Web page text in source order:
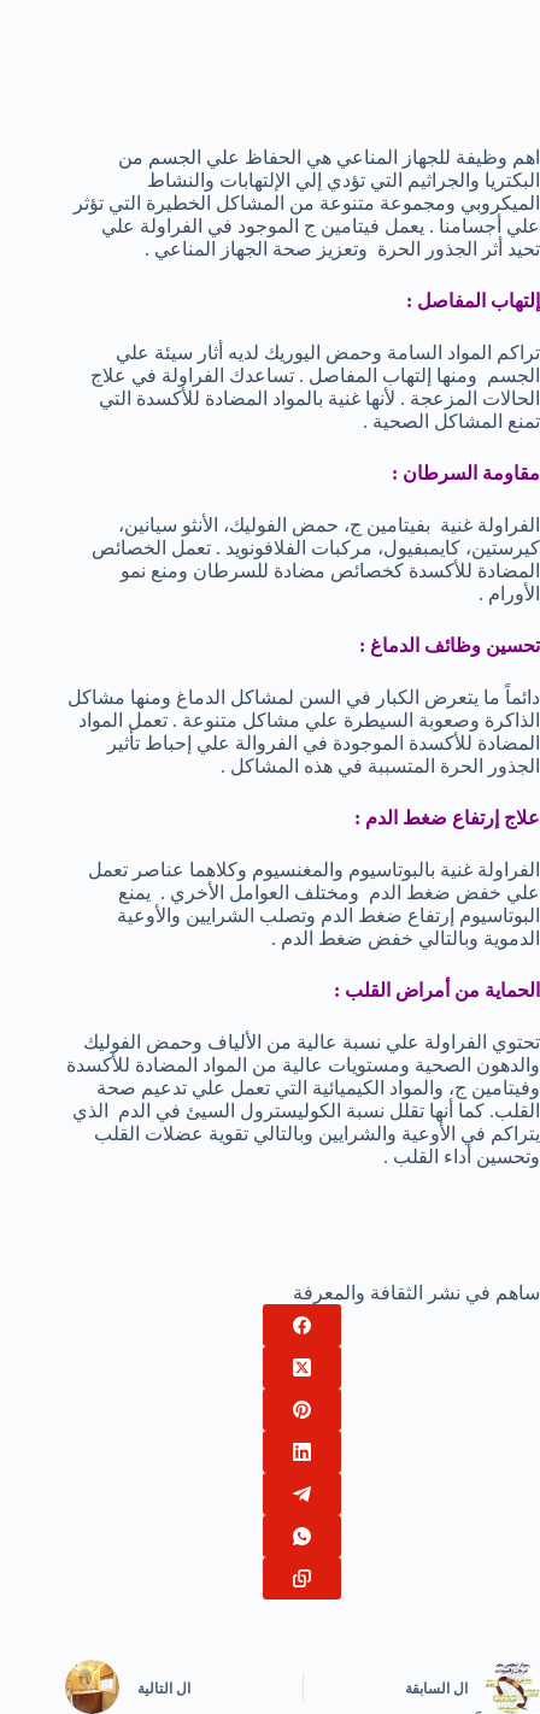
اهم وظيفة للجهاز المناعي هي الحفاظ علي الجسم من
البكتريا والجراثيم التي تؤدي إلي الإلتهابات والنشاط
الميكروبي ومجموعة متنوعة من المشاكل الخطيرة التي تؤثر
علي أجسامنا . يعمل فيتامين ج الموجود في الفراولة علي
تحيد أثر الجذور الحرة وتعزيز صحة الجهاز المناعي .
إلتهاب المفاصل :
تراكم المواد السامة وحمض اليوريك لديه أثار سيئة علي
الجسم ومنها إلتهاب المفاصل . تساعدك الفراولة في علاج
الحالات المزعجة . لأنها غنية بالمواد المضادة للأكسدة التي
تمنع المشاكل الصحية .
مقاومة السرطان :
الفراولة غنية بفيتامين ج، حمض الفوليك، الأنثو سيانين،
كيرستين، كايمبفيول، مركبات الفلافونويد . تعمل الخصائص
المضادة للأكسدة كخصائص مضادة للسرطان ومنع نمو
الأورام .
تحسين وظائف الدماغ :
دائماً ما يتعرض الكبار في السن لمشاكل الدماغ ومنها مشاكل
الذاكرة وصعوبة السيطرة علي مشاكل متنوعة . تعمل المواد
المضادة للأكسدة الموجودة في الفروالة علي إحباط تأثير
الجذور الحرة المتسببة في هذه المشاكل .
علاج إرتفاع ضغط الدم :
الفراولة غنية بالبوتاسيوم والمغنسيوم وكلاهما عناصر تعمل
علي خفض ضغط الدم ومختلف العوامل الأخري . يمنع
البوتاسيوم إرتفاع ضغط الدم وتصلب الشرايين والأوعية
الدموية وبالتالي خفض ضغط الدم .
الحماية من أمراض القلب :
تحتوي الفراولة علي نسبة عالية من الألياف وحمض الفوليك
والدهون الصحية ومستويات عالية من المواد المضادة للأكسدة
وفيتامين ج، والمواد الكيميائية التي تعمل علي تدعيم صحة
القلب. كما أنها تقلل نسبة الكوليسترول السيئ في الدم الذي
يتراكم في الأوعية والشرايين وبالتالي تقوية عضلات القلب
وتحسين أداء القلب .
ساهم في نشر الثقافة والمعرفة
ال السابقة ال التالية